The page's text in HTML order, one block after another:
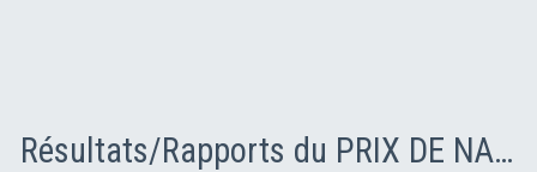
Résultats/Rapports du PRIX DE NALLIERS